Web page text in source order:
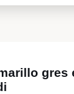
gres